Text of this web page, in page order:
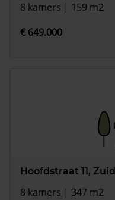
8 kamers | 159 m2
€ 649.000
Hoofdstraat 11,
8 kamers | 347 m2